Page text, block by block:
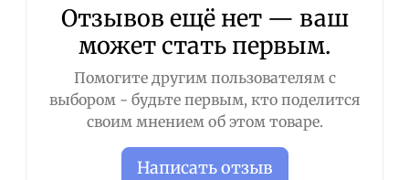
Отзывов ещё нет — ваш
может стать первым.
Помогите другим пользователям с
выбором - будьте первым, кто поделится
своим мнением об этом товаре.
Написать отзыв